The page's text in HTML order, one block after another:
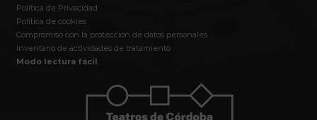
Política de Privacidad
Política de cookies
Compromiso con la protección de datos personales
Inventario de actividades de tratamiento
Modo lectura fácil